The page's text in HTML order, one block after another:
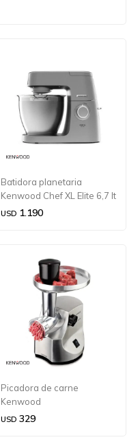
Batidora planetaria
Kenwood Chef XL Elite 6,7 lt
1400w
USD 1.190
Picadora de carne
Kenwood
USD 329